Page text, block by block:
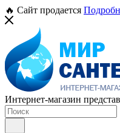
🔥 Сайт продается
Интернет-магазин